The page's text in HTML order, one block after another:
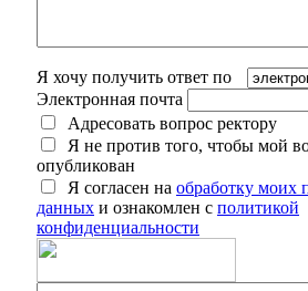
Я хочу получить ответ по
Электронная почта
Адресовать вопрос ректору
Я не против того, чтобы мой
опубликован
Я согласен на обработку моих
данных и ознакомлен с политикой
конфиденциальности